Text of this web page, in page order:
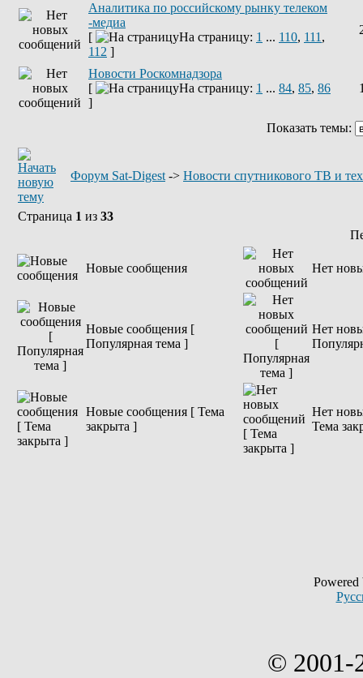
Аналитика по российскому рынку телеком
-медиа
[
На страницу: 1 ... 110, 111 ,
112 ]
Новости Роскомнадзора
[
На страницу: 1 ... 84, 85, 86
]
Показать темы:
Форум Sat-Digest -> Новости спутникового ТВ и
Страница 1 из 33
Новые сообщения Нет
Новые сообщения [
Популярная тема ]
Нет
Новые сообщения [ Тема
закрыта ]
Нет
Тема
© 2001-